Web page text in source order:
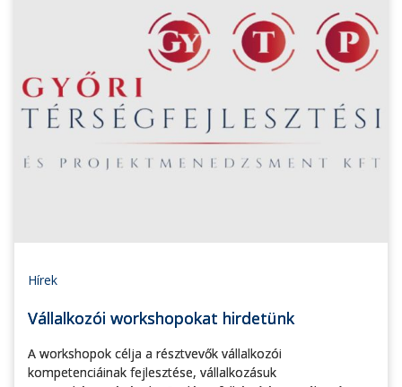
Hírek
Vállalkozói workshopokat hirdetünk
A workshopok célja a résztvevők vállalkozói
kompetenciáinak fejlesztése, vállalkozásuk